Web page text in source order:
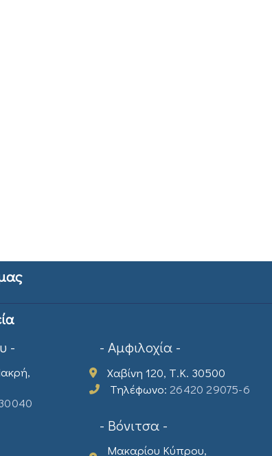
- - Αμφιλοχία -
Χαβίνη 120, Τ.Κ. 30500
Τηλέφωνο:26420 29075-6
- Βόνιτσα -
Μακαρίου Κύπρου,